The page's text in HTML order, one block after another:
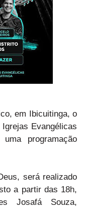
em Ibicuitinga, o
Evangélicas
programação
será realizado
a partir das 18h,
Josafá Souza,